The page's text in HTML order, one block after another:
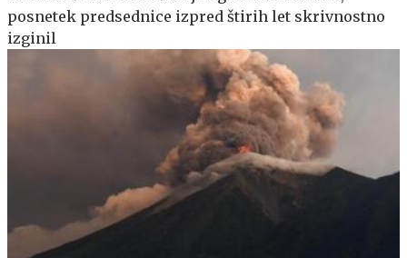
posnetek predsednice izpred štirih let skrivnostno
izginil